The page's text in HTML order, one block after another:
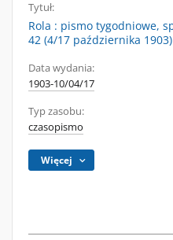
Tytuł:
Rola : pismo tygodniowe,
42 (4/17 października 1903)
Data wydania:
1903-10/04/17
Typ zasobu:
czasopismo
Więcej